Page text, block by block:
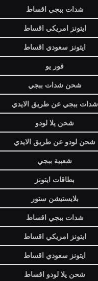
شدات ببجي اقساط
ايتونز امريكي اقساط
ايتونز سعودي اقساط
فور يو
شحن شدات ببجي
شدات ببجي عن طريق الايدي
شحن يلا لودو
شحن لودو عن طريق الايدي
شعبية ببجي
بطاقات ايتونز
بلايستيشن ستور
شدات ببجي اقساط
ايتونز امريكي اقساط
ايتونز سعودي اقساط
شحن يلا لودو اقساط